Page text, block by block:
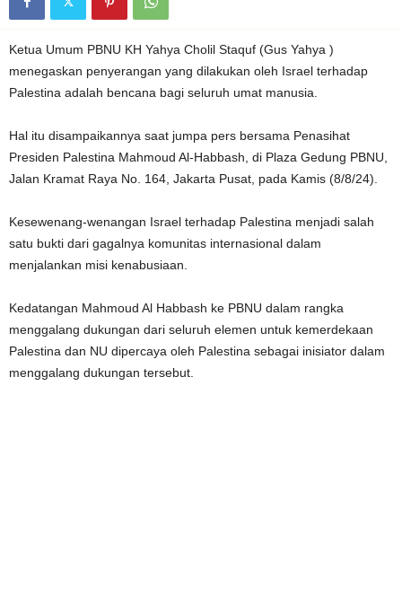
Ketua Umum PBNU KH Yahya Cholil Staquf (Gus Yahya )
menegaskan penyerangan yang dilakukan oleh Israel terhadap
Palestina adalah bencana bagi seluruh umat manusia.
Hal itu disampaikannya saat jumpa pers bersama Penasihat
Presiden Palestina Mahmoud Al-Habbash, di Plaza Gedung PBNU,
Jalan Kramat Raya No. 164, Jakarta Pusat, pada Kamis (8/8/24).
Kesewenang-wenangan Israel terhadap Palestina menjadi salah
satu bukti dari gagalnya komunitas internasional dalam
menjalankan misi kenabusiaan.
Kedatangan Mahmoud Al Habbash ke PBNU dalam rangka
menggalang dukungan dari seluruh elemen untuk kemerdekaan
Palestina dan NU dipercaya oleh Palestina sebagai inisiator dalam
menggalang dukungan tersebut.